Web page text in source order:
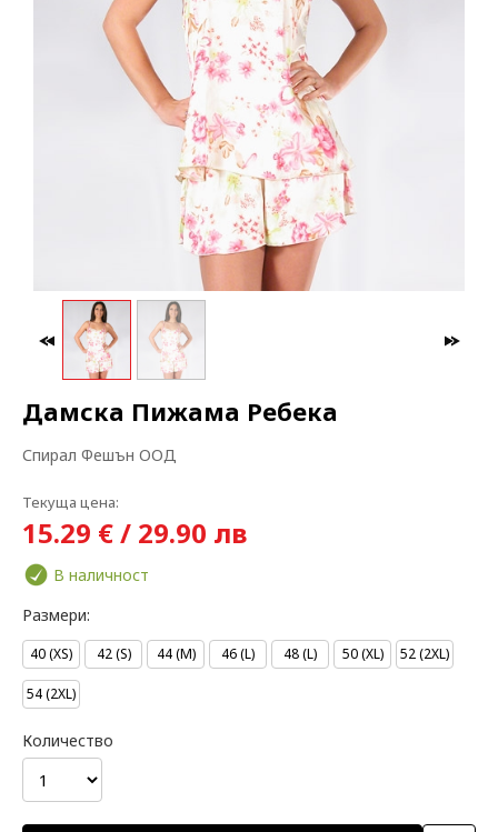
ДАМСКИ ДРЕХИ
Дамска Пижама Ребека
Спирал Фешън ООД
Текуща цена:
15.29 € / 29.90 лв
В наличност
Размери:
40 (XS) 42 (S) 44 (M) 46 (L) 48 (L) 50 (XL) 52 (2XL)
54 (2XL)
Количество